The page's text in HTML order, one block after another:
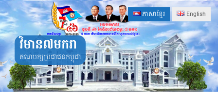
Skip
to
content
ភាសាខ្មែរ English
វិមាន៧មករា
គណបក្សប្រជាជនកម្ពុជា